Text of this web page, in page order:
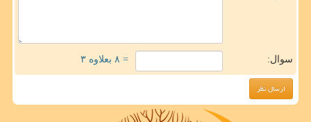
سوال: = ۸ بعلاوه ۳